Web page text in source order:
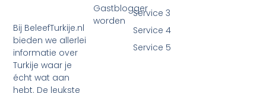
Bij BeleefTurkije.nl
bieden we allerlei
informatie over
Turkije waar je
écht wat aan
hebt. De leukste
Service 3
Service 4
Service 5
Gastblogger
worden